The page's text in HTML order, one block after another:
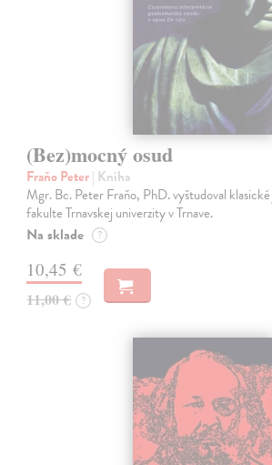
(Bez)mocný osud
Fraňo Peter| Kniha
Mgr. Bc. Peter Fraňo, PhD. vyštudoval
fakulte Trnavskej univerzity v Trnave.
Na sklade ?
10,45 €
11,00 € ?